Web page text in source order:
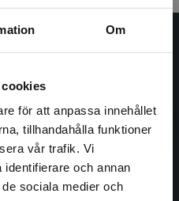
Om
för att anpassa innehållet
tillhandahålla funktioner
vår trafik. Vi
och annan
sociala medier och
och är idag Sveriges
läromedel, kurslitteratur,
digitala
finns Studentlitteratur med